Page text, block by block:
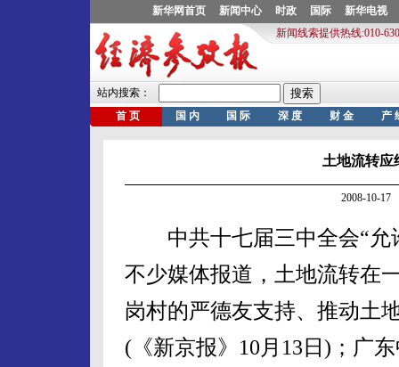
土地流转应
2008-10-17
中共十七届三中全会“允
不少媒体报道，土地流转在
岗村的严德友支持、推动土
(《新京报》10月13日)；广